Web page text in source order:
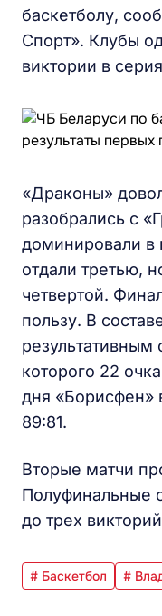
баскетболу,
Спорт». Клубы
виктории в
«Драконы»
разобрались с
доминировали в
отдали третью,
четвертой.
пользу. В
результативным
которого 22
дня «Борисфен»
89:81.
Вторые матчи
Полуфинальные
до трех
# Баскетбол #